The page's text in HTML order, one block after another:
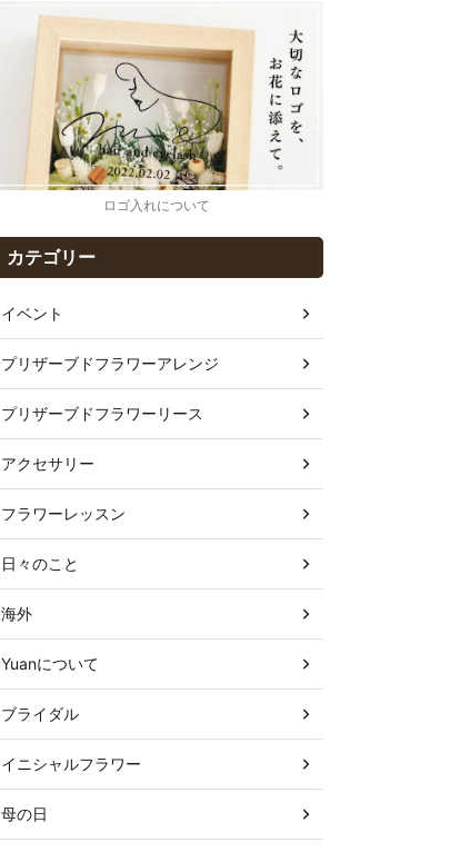
ロゴ入れについて
カテゴリー
イベント
プリザーブドフラワーアレンジ
プリザーブドフラワーリース
アクセサリー
フラワーレッスン
日々のこと
海外
Yuanについて
ブライダル
イニシャルフラワー
母の日